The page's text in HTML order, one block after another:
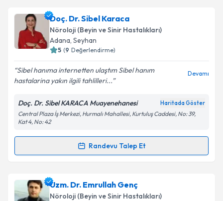
Uzm. Dr. İklim Özdemiriçin randevu takvimi talebi
oluşturun. Size bu uzmandan randevu almanız için bir
takvim hazırlandığında e-posta ile bilgilendireceğiz.
Kişisel verilerimin işlenmesine ilişkin
Aydınlatma
Metni'ni okudum ve kişisel verilerimin belirtilen
kapsamda işlenmesini kabul ediyorum.
Takvim Talebini Gönder
Doç. Dr. Sibel Karaca
Nöroloji (Beyin ve Sinir Hastalıkları)
Adana, Seyhan
5 (9 Değerlendirme)
Sibel hanıma internetten ulaştım Sibel hanım
hastalarina yakın ilgili tahlilleri...
Devamı
Doç. Dr. Sibel KARACA Muayenehanesi Haritada Göster
Central Plaza İş Merkezi, Hurmalı Mahallesi, Kurtuluş Caddesi, No: 39,
Kat 4, No: 42
Randevu Talep Et
Randevu Takvimi Talebi
Doç. Dr. Sibel Karacaiçin randevu takvimi talebi
oluşturun. Size bu uzmandan randevu almanız için bir
Uzm. Dr. Emrullah Genç
Nöroloji (Beyin ve Sinir Hastalıkları)